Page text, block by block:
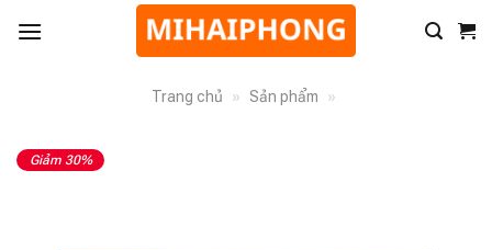
Trang chủ » Sản phẩm »
Giảm 30%